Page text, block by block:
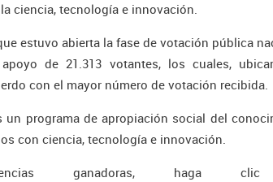
ciencia, tecnología e innovación.
estuvo abierta la fase de votación pública
de 21.313 votantes, los cuales,
con el mayor número de votación recibida.
un programa de apropiación social del
con ciencia, tecnología e innovación.
ganadoras, haga clic